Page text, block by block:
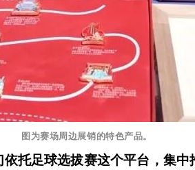
图为赛场周边展销的特色产品。
托足球选拔赛这个平台，集